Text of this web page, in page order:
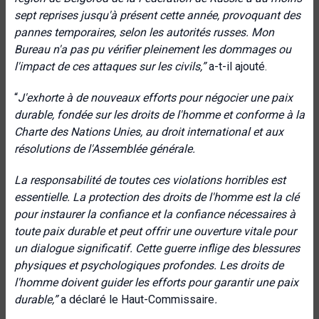
sept reprises jusqu'à présent cette année, provoquant des
pannes temporaires, selon les autorités russes. Mon
Bureau n'a pas pu vérifier pleinement les dommages ou
l'impact de ces attaques sur les civils,”a-t-il ajouté.
“J'exhorte à de nouveaux efforts pour négocier une paix
durable, fondée sur les droits de l'homme et conforme à la
Charte des Nations Unies, au droit international et aux
résolutions de l'Assemblée générale.
La responsabilité de toutes ces violations horribles est
essentielle. La protection des droits de l'homme est la clé
pour instaurer la confiance et la confiance nécessaires à
toute paix durable et peut offrir une ouverture vitale pour
un dialogue significatif. Cette guerre inflige des blessures
physiques et psychologiques profondes. Les droits de
l'homme doivent guider les efforts pour garantir une paix
durable,” a déclaré le Haut-Commissaire.